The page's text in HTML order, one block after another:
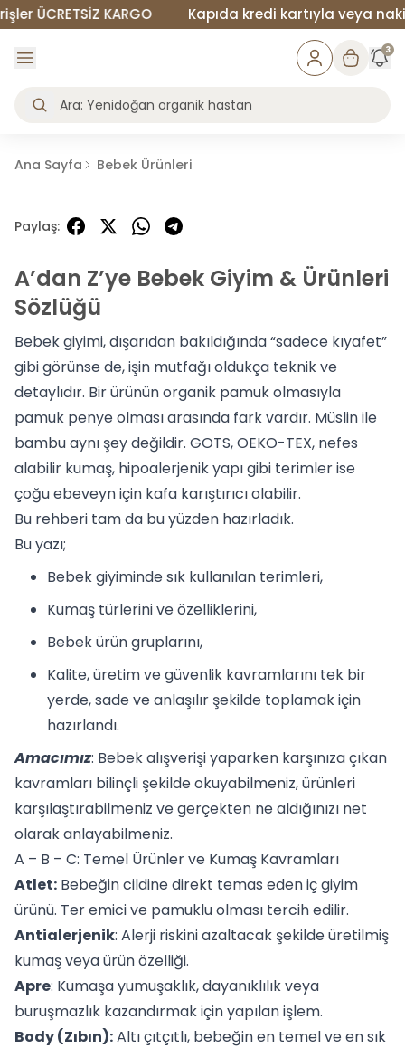
KARGO Kapıda kredi kartıyla veya nakit
3
Ana Sayfa Bebek Ürünleri
Paylaş:
A’dan Z’ye Bebek Giyim & Ürünleri
Sözlüğü
Bebek giyimi, dışarıdan bakıldığında “sadece kıyafet”
gibi görünse de, işin mutfağı oldukça teknik ve
detaylıdır. Bir ürünün organik pamuk olmasıyla
pamuk penye olması arasında fark vardır. Müslin ile
bambu aynı şey değildir. GOTS, OEKO-TEX, nefes
alabilir kumaş, hipoalerjenik yapı gibi terimler ise
çoğu ebeveyn için kafa karıştırıcı olabilir.
Bu rehberi tam da bu yüzden hazırladık.
Bu yazı;
Bebek giyiminde sık kullanılan terimleri,
Kumaş türlerini ve özelliklerini,
Bebek ürün gruplarını,
Kalite, üretim ve güvenlik kavramlarını tek bir
yerde, sade ve anlaşılır şekilde toplamak için
hazırlandı.
Amacımız: Bebek alışverişi yaparken karşınıza çıkan
kavramları bilinçli şekilde okuyabilmeniz, ürünleri
karşılaştırabilmeniz ve gerçekten ne aldığınızı net
olarak anlayabilmeniz.
A – B – C: Temel Ürünler ve Kumaş Kavramları
Atlet: Bebeğin cildine direkt temas eden iç giyim
ürünü. Ter emici ve pamuklu olması tercih edilir.
Antialerjenik: Alerji riskini azaltacak şekilde üretilmiş
kumaş veya ürün özelliği.
Apre: Kumaşa yumuşaklık, dayanıklılık veya
buruşmazlık kazandırmak için yapılan işlem.
Body (Zıbın):Altı çıtçıtlı, bebeğin en temel ve en sık